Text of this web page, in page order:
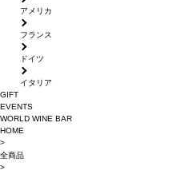
アメリカ
フランス
ドイツ
イタリア
GIFT
EVENTS
WORLD WINE BAR
HOME
>
全商品
>